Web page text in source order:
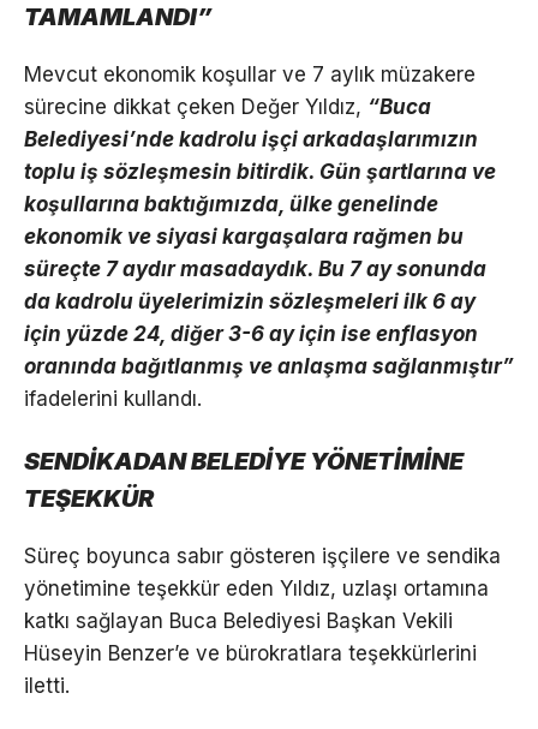
TAMAMLANDI”
Mevcut ekonomik koşullar ve 7 aylık müzakere
sürecine dikkat çeken Değer Yıldız, “Buca
Belediyesi’nde kadrolu işçi arkadaşlarımızın
toplu iş sözleşmesin bitirdik. Gün şartlarına ve
koşullarına baktığımızda, ülke genelinde
ekonomik ve siyasi kargaşalara rağmen bu
süreçte 7 aydır masadaydık. Bu 7 ay sonunda
da kadrolu üyelerimizin sözleşmeleri ilk 6 ay
için yüzde 24, diğer 3-6 ay için ise enflasyon
oranında bağıtlanmış ve anlaşma sağlanmıştır”
ifadelerini kullandı.
SENDİKADAN BELEDİYE YÖNETİMİNE
TEŞEKKÜR
Süreç boyunca sabır gösteren işçilere ve sendika
yönetimine teşekkür eden Yıldız, uzlaşı ortamına
katkı sağlayan Buca Belediyesi Başkan Vekili
Hüseyin Benzer’e ve bürokratlara teşekkürlerini
iletti.